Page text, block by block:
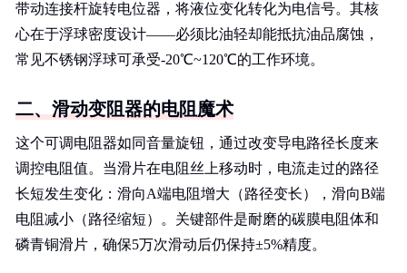
带动连接杆旋转电位器，将液位变化转化为电信号。其核
心在于浮球密度设计——必须比油轻却能抵抗油品腐蚀，
常见不锈钢浮球可承受-20℃~120℃的工作环境。
二、滑动变阻器的电阻魔术
这个可调电阻器如同音量旋钮，通过改变导电路径长度来
调控电阻值。当滑片在电阻丝上移动时，电流走过的路径
长短发生变化：滑向A端电阻增大（路径变长），滑向B端
电阻减小（路径缩短）。关键部件是耐磨的碳膜电阻体和
磷青铜滑片，确保5万次滑动后仍保持±5%精度。